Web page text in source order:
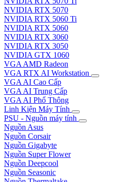
NVIDIA RTX 5070
NVIDIA RTX 5060 Ti
NVIDIA RTX 5060
NVIDIA RTX 3060
NVIDIA RTX 3050
NVIDIA GTX 1060
VGA AMD Radeon
VGA RTX AI Workstation
VGA AI Cao Cấp
VGA AI Trung Cấp
VGA AI Phổ Thông
Linh Kiện Máy Tính
PSU - Nguồn máy tính
Nguồn Asus
Nguồn Corsair
Nguồn Gigabyte
Nguồn Super Flower
Nguồn Deepcool
Nguồn Seasonic